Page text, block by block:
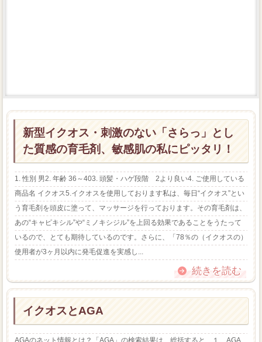
新型イクオス・刺激のない「さらっ」とし
た質感の育毛剤、敏感肌の私にピッタリ！
1. 性別 男2. 年齢 36～403. 頭髪・ハゲ段階 2より良い4. ご使用している
商品名 イクオス5.イクオスを使用しております私は、毎日“イクオス”とい
う育毛剤を頭皮に塗って、マッサージを行っております。その育毛剤は、
あの“キャピキシル”や“ミノキシジル”を上回る効果であることをうたって
いるので、とても期待しているのです。さらに、「78％の（イクオスの）
使用者が3ヶ月以内に発毛促進を実感し...
続きを読む
イクオスとAGA
AGAのネット情報とは？「AGA」の検索結果は、総括すると、１、AGA